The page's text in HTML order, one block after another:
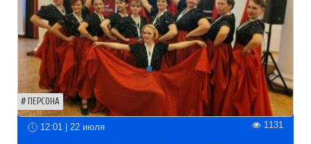
ПЕРСОНА
12:01 | 22 июля 1131